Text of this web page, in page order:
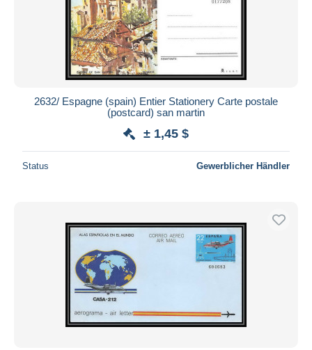
2632/ Espagne (spain) Entier Stationery Carte postale
(postcard) san martin
± 1,45 $
Status Gewerblicher Händler